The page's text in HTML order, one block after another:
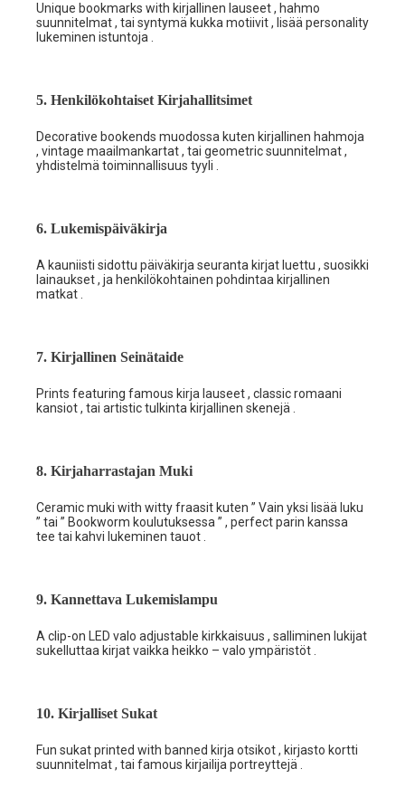
Unique bookmarks with kirjallinen lauseet , hahmo
suunnitelmat , tai syntymä kukka motiivit , lisää personality
lukeminen istuntoja .
5. Henkilökohtaiset Kirjahallitsimet
Decorative bookends muodossa kuten kirjallinen hahmoja
, vintage maailmankartat , tai geometric suunnitelmat ,
yhdistelmä toiminnallisuus tyyli .
6. Lukemispäiväkirja
A kauniisti sidottu päiväkirja seuranta kirjat luettu , suosikki
lainaukset , ja henkilökohtainen pohdintaa kirjallinen
matkat .
7. Kirjallinen Seinätaide
Prints featuring famous kirja lauseet , classic romaani
kansiot , tai artistic tulkinta kirjallinen skenejä .
8. Kirjaharrastajan Muki
Ceramic muki with witty fraasit kuten ” Vain yksi lisää luku
” tai ” Bookworm koulutuksessa ” , perfect parin kanssa
tee tai kahvi lukeminen tauot .
9. Kannettava Lukemislampu
A clip-on LED valo adjustable kirkkaisuus , salliminen lukijat
sukelluttaa kirjat vaikka heikko – valo ympäristöt .
10. Kirjalliset Sukat
Fun sukat printed with banned kirja otsikot , kirjasto kortti
suunnitelmat , tai famous kirjailija portreyttejä .